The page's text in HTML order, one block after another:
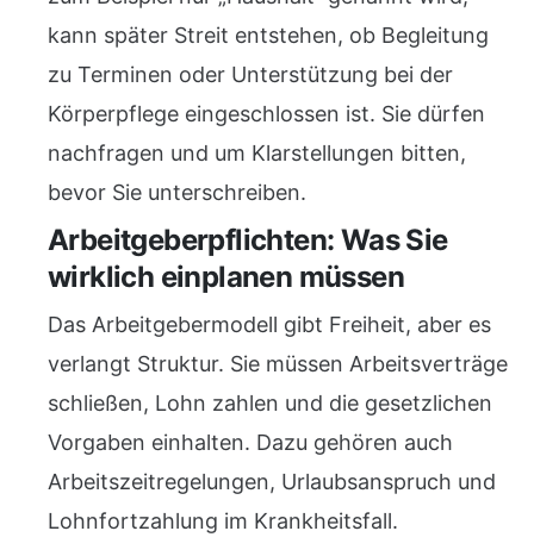
kann später Streit entstehen, ob Begleitung
zu Terminen oder Unterstützung bei der
Körperpflege eingeschlossen ist. Sie dürfen
nachfragen und um Klarstellungen bitten,
bevor Sie unterschreiben.
Arbeitgeberpflichten: Was Sie
wirklich einplanen müssen
Das Arbeitgebermodell gibt Freiheit, aber es
verlangt Struktur. Sie müssen Arbeitsverträge
schließen, Lohn zahlen und die gesetzlichen
Vorgaben einhalten. Dazu gehören auch
Arbeitszeitregelungen, Urlaubsanspruch und
Lohnfortzahlung im Krankheitsfall.